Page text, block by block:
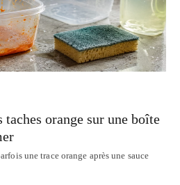
orange sur une boîte
une trace orange après une sauce